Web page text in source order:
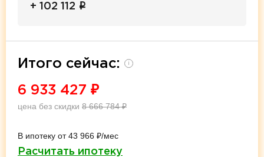
+ 102 112 i
Итого сейчас: i
6 933 427 ₽
цена без скидки 8 666 784₽
В ипотеку от 43 966 ₽/мес
Расчитать ипотеку